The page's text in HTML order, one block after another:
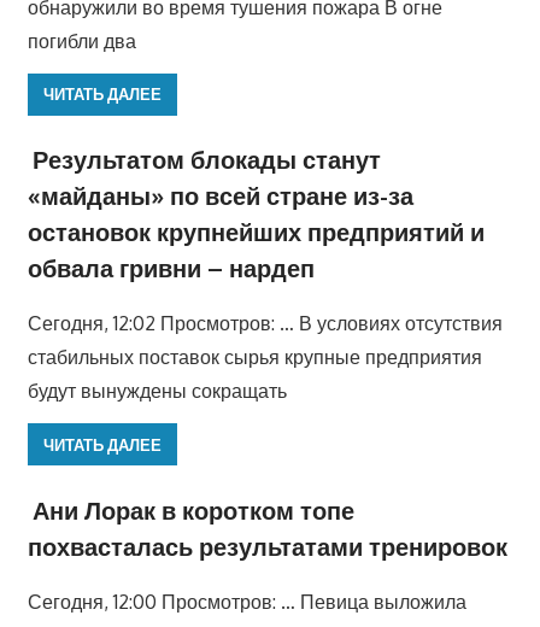
обнаружили во время тушения пожара В огне
погибли два
ЧИТАТЬ ДАЛЕЕ
Результатом блокады станут
«майданы» по всей стране из-за
остановок крупнейших предприятий и
обвала гривни – нардеп
Сегодня, 12:02 Просмотров: … В условиях отсутствия
стабильных поставок сырья крупные предприятия
будут вынуждены сокращать
ЧИТАТЬ ДАЛЕЕ
Ани Лорак в коротком топе
похвасталась результатами тренировок
Сегодня, 12:00 Просмотров: … Певица выложила